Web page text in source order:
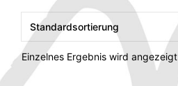
Einzelnes Ergebnis wird angezeigt